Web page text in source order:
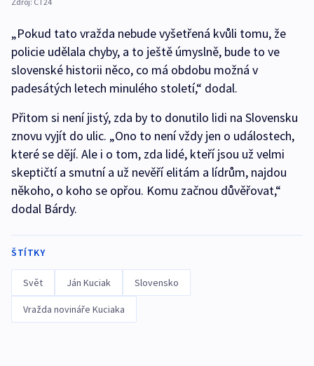
„Pokud tato vražda nebude vyšetřená kvůli tomu, že
policie udělala chyby, a to ještě úmyslně, bude to ve
slovenské historii něco, co má obdobu možná v
padesátých letech minulého století,“ dodal.
Přitom si není jistý, zda by to donutilo lidi na Slovensku
znovu vyjít do ulic. „Ono to není vždy jen o událostech,
které se dějí. Ale i o tom, zda lidé, kteří jsou už velmi
skeptičtí a smutní a už nevěří elitám a lídrům, najdou
někoho, o koho se opřou. Komu začnou důvěřovat,“
dodal Bárdy.
ŠTÍTKY
Svět Ján Kuciak Slovensko
Vražda novináře Kuciaka